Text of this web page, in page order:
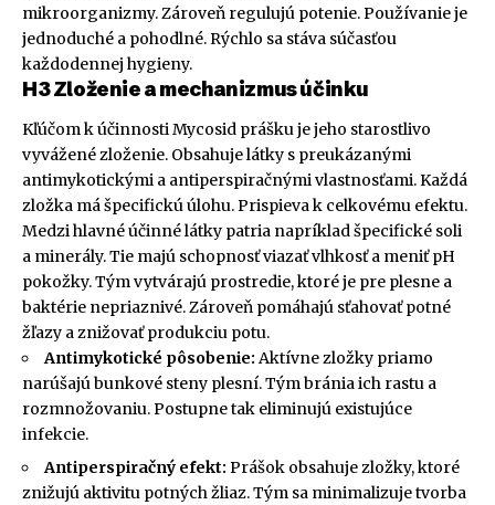
mikroorganizmy. Zároveň regulujú potenie. Používanie je
jednoduché a pohodlné. Rýchlo sa stáva súčasťou
každodennej hygieny.
H3 Zloženie a mechanizmus účinku
Kľúčom k účinnosti Mycosid prášku je jeho starostlivo
vyvážené zloženie. Obsahuje látky s preukázanými
antimykotickými a antiperspiračnými vlastnosťami. Každá
zložka má špecifickú úlohu. Prispieva k celkovému efektu.
Medzi hlavné účinné látky patria napríklad špecifické soli
a minerály. Tie majú schopnosť viazať vlhkosť a meniť pH
pokožky. Tým vytvárajú prostredie, ktoré je pre plesne a
baktérie nepriaznivé. Zároveň pomáhajú sťahovať potné
žľazy a znižovať produkciu potu.
Antimykotické pôsobenie: Aktívne zložky priamo
narúšajú bunkové steny plesní. Tým bránia ich rastu a
rozmnožovaniu. Postupne tak eliminujú existujúce
infekcie.
Antiperspiračný efekt: Prášok obsahuje zložky, ktoré
znižujú aktivitu potných žliaz. Tým sa minimalizuje tvorba